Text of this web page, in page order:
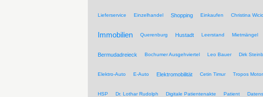
Lieferservice Einzelhandel Shopping Einkaufen Christina
Immobilien Querenburg Hustadt Leerstand Mietmängel
Bermudadreieck Bochumer Ausgehviertel Leo Bauer Dirk
Elektro-Auto E-Auto Elektromobilität Cetin Timur Tropos
HSP Dr. Lothar Rudolph Digitale Patientenakte Patient